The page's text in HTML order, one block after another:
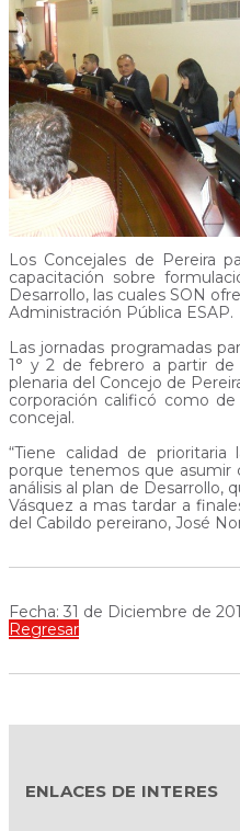
Los Concejales de Pereira
capacitación sobre
Desarrollo, las cuales SON
Administración Pública ESAP.
Las jornadas programadas
1° y 2 de febrero a partir
plenaria del Concejo de
corporación calificó como
concejal.
“Tiene calidad de
porque tenemos que asumir
análisis al plan de Desarrollo,
Vásquez a mas tardar a
del Cabildo pereirano, José
Fecha: 31 de Diciembre de
Regresar
ENLACES DE INTERES